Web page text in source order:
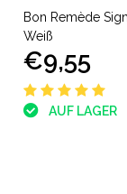
Bon Remède
Weiß
€9,55
AUF LAGER